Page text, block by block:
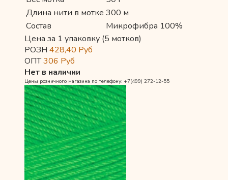
Длина нити в мотке 300 м
Состав
Микрофибра 100%
Цена за 1 упаковку (5 мотков)
РОЗН 428,40 Руб
ОПТ306 Руб
Нет в наличии
Цены розничного магазина по телефону: +7(499) 272-12-55